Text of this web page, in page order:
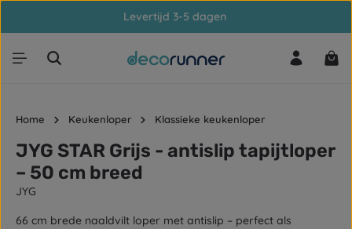
Ga naar de hoofdinhoudLevertijd 3-5 dagen
Home Keukenloper Klassieke keukenloper
JYG STAR Grijs - antislip tapijtloper
– 50 cm breed
JYG
66 cm brede naaldvilt loper met antislip – perfect als